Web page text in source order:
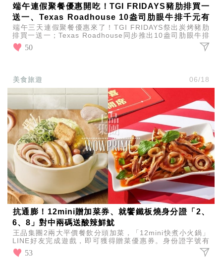
端午連假聚餐優惠開吃！TGI FRIDAYS豬肋排買一
送一、Texas Roadhouse 10盎司肋眼牛排千元有
找
端午三天連假聚餐優惠來了！TGI FRIDAYS祭出炭烤豬肋
排買一送一；Texas Roadhouse同步推出10盎司肋眼牛排
999元，限時開吃別錯過。
50
美食旅遊 06/18
抗通膨！12mini贈加菜券、就饗鐵板燒身分證「2、
6、8」對中兩碼送酸辣鮮魷
王品集團2兩大平價餐飲分頭加菜，「12mini快煮小火鍋」
LINE好友完成遊戲，即可獲得贈菜優惠券。身份證字號有
「2、6、8」任2碼「就饗鐵板燒」送酸辣鮮魷。
53